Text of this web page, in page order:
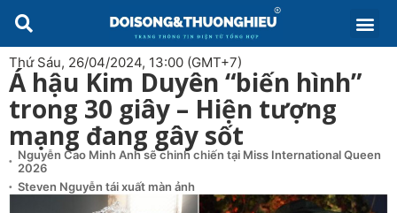
Thứ Sáu, 26/04/2024, 13:00 (GMT+7)
Á hậu Kim Duyên “biến hình”
trong 30 giây – Hiện tượng
mạng đang gây sốt
Nguyễn Cao Minh Anh sẽ chinh chiến tại Miss International Queen
2026
Steven Nguyễn tái xuất màn ảnh